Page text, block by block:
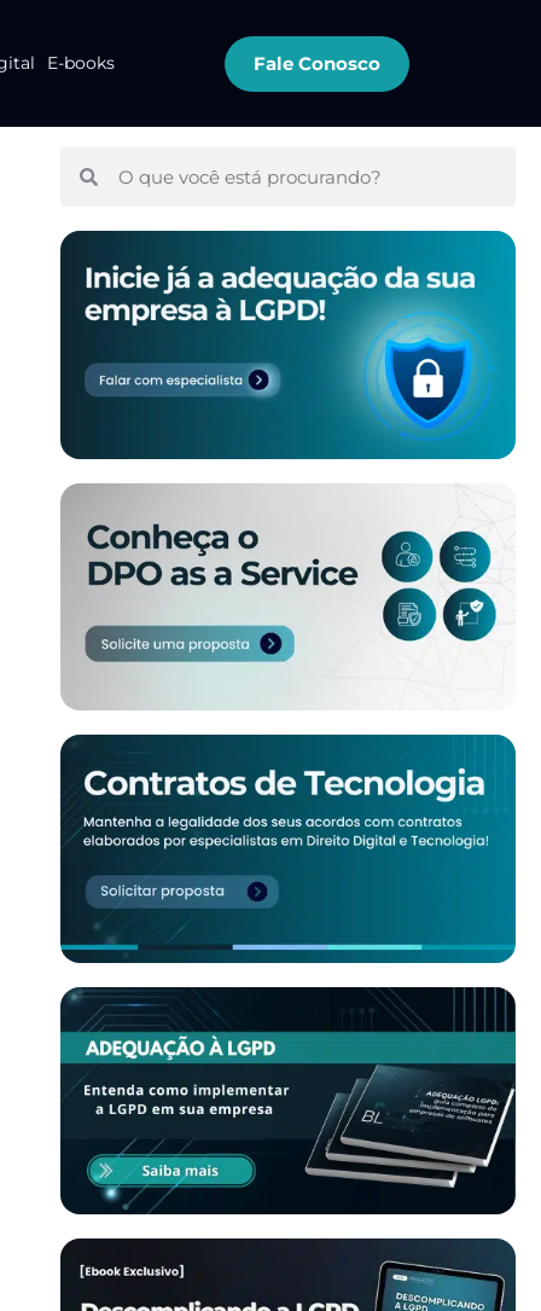
E-books Fale Conosco